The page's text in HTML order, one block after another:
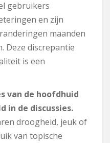
gebruikers
en zijn
maanden
Deze discrepantie
is een
van de hoofdhuid
in de discussies.
droogheid, jeuk of
van topische